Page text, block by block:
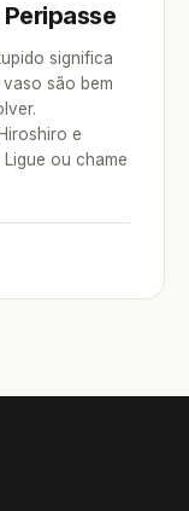
significa
são bem
e
ou chame